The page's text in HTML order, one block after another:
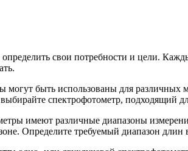
свои потребности и цели.
могут быть использованы для различных
спектрофотометр, подходящий
имеют различные диапазоны
Определите требуемый диапазон